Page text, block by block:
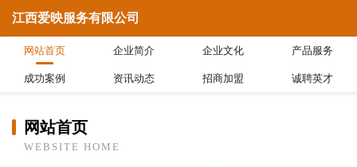
江西爱映服务有限公司
网站首页 企业简介 企业文化 产品服务
成功案例 资讯动态 招商加盟 诚聘英才
网站首页
WEBSITE HOME